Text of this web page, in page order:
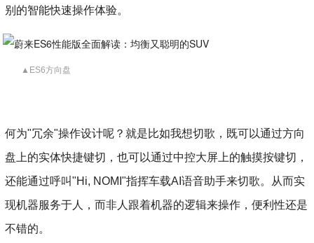
别的智能快速操作体验。
▲ES6方向盘
何为"冗余"操作设计呢？就是比如我想切歌，既可以通过方向
盘上的实体快捷键切，也可以通过中控大屏上的触摸按键切，
还能通过呼叫"Hi, NOMI"指挥车载AI语音助手来切歌。从而实
现机器服务于人，而非人跟着机器的逻辑来操作，便利性还是
不错的。